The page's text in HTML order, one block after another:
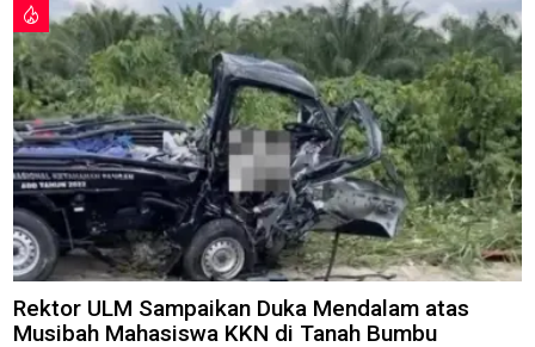
Rektor ULM Sampaikan Duka Mendalam atas
Musibah Mahasiswa KKN di Tanah Bumbu